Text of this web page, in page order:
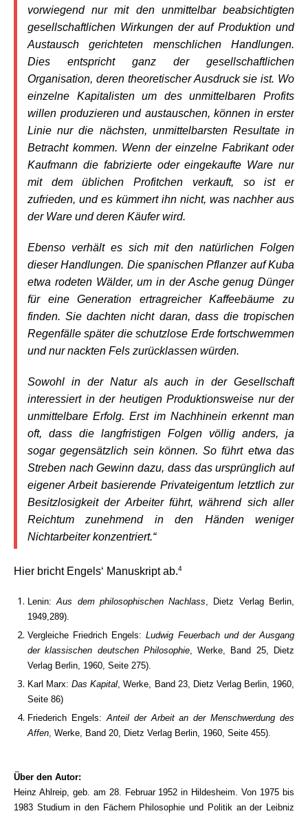
vorwiegend nur mit den unmittelbar beabsichtigten
gesellschaftlichen Wirkungen der auf Produktion und
Austausch gerichteten menschlichen Handlungen.
Dies entspricht ganz der gesellschaftlichen
Organisation, deren theoretischer Ausdruck sie ist. Wo
einzelne Kapitalisten um des unmittelbaren Profits
willen produzieren und austauschen, können in erster
Linie nur die nächsten, unmittelbarsten Resultate in
Betracht kommen. Wenn der einzelne Fabrikant oder
Kaufmann die fabrizierte oder eingekaufte Ware nur
mit dem üblichen Profitchen verkauft, so ist er
zufrieden, und es kümmert ihn nicht, was nachher aus
der Ware und deren Käufer wird.
Ebenso verhält es sich mit den natürlichen Folgen
dieser Handlungen. Die spanischen Pflanzer auf Kuba
etwa rodeten Wälder, um in der Asche genug Dünger
für eine Generation ertragreicher Kaffeebäume zu
finden. Sie dachten nicht daran, dass die tropischen
Regenfälle später die schutzlose Erde fortschwemmen
und nur nackten Fels zurücklassen würden.
Sowohl in der Natur als auch in der Gesellschaft
interessiert in der heutigen Produktionsweise nur der
unmittelbare Erfolg. Erst im Nachhinein erkennt man
oft, dass die langfristigen Folgen völlig anders, ja
sogar gegensätzlich sein können. So führt etwa das
Streben nach Gewinn dazu, dass das ursprünglich auf
eigener Arbeit basierende Privateigentum letztlich zur
Besitzlosigkeit der Arbeiter führt, während sich aller
Reichtum zunehmend in den Händen weniger
Nichtarbeiter konzentriert.“
Hier bricht Engels‘ Manuskript ab.4
Lenin:Aus dem philosophischen Nachlass, Dietz Verlag Berlin,
1949,289).
Vergleiche Friedrich Engels:Ludwig Feuerbach und der Ausgang
der klassischen deutschen Philosophie, Werke, Band 25, Dietz
Verlag Berlin, 1960, Seite 275).
Karl Marx:Das Kapital, Werke, Band 23, Dietz Verlag Berlin, 1960,
Seite 86)
Friederich Engels:Anteil der Arbeit an der Menschwerdung des
Affen, Werke, Band 20, Dietz Verlag Berlin, 1960, Seite 455).
Über den Autor:
Heinz Ahlreip, geb. am 28. Februar 1952 in Hildesheim. Von 1975 bis
1983 Studium in den Fächern Philosophie und Politik an der Leibniz